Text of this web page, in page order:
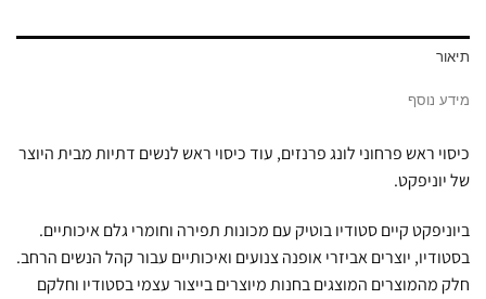
תיאור
מידע נוסף
כיסוי ראש פרחוני לונג פרנזים, עוד כיסוי ראש לנשים דתיות מבית היוצר
של יוניפקט.
ביוניפקט קיים סטודיו בוטיק עם מכונות תפירה וחומרי גלם איכותיים.
בסטודיו, יוצרים אביזרי אופנה צנועים ואיכותיים עבור קהל הנשים הרחב.
חלק מהמוצרים המוצגים בחנות מיוצרים בייצור עצמי בסטודיו וחלקם